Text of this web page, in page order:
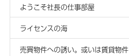
ようこそ社長の仕事部屋
ライセンスの海
売買物件への誘い。或いは賃貸物件